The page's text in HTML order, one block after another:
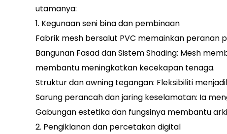
utamanya:
1. Kegunaan seni bina dan pembinaan
Fabrik mesh bersalut PVC memainkan peranan
Bangunan Fasad dan Sistem Shading: Mesh
membantu meningkatkan kecekapan tenaga.
Struktur dan awning tegangan: Fleksibiliti
Sarung perancah dan jaring keselamatan: Ia
Gabungan estetika dan fungsinya membantu
2. Pengiklanan dan percetakan digital